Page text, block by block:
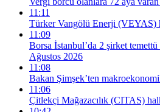
11:11
Türker Vangölü Enerji (VEYAS)
11:09
Borsa İstanbul’da 2 şirket temettü
Ağustos 2026
11:08
Bakan Şimşek’ten
11:06
Çitlekçi Mağazacılık (CITAS)